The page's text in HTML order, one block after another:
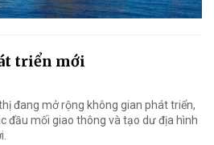
triển mới
đang mở rộng không gian phát triển,
đầu mối giao thông và tạo dư địa hình